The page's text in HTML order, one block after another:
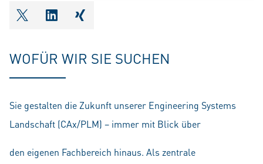
shareOntwitter
shareOnlinkedIn
shareOnxing
WOFÜR WIR SIE SUCHEN
Sie gestalten die Zukunft unserer Engineering Systems
Landschaft (CAx/PLM) – immer mit Blick über
den eigenen Fachbereich hinaus. Als zentrale